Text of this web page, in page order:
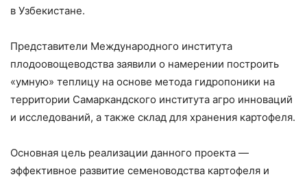
в Узбекистане.
Представители Международного института
плодоовощеводства заявили о намерении построить
«умную» теплицу на основе метода гидропоники на
территории Самаркандского института агро инноваций
и исследований, а также склад для хранения картофеля.
Основная цель реализации данного проекта —
эффективное развитие семеноводства картофеля и